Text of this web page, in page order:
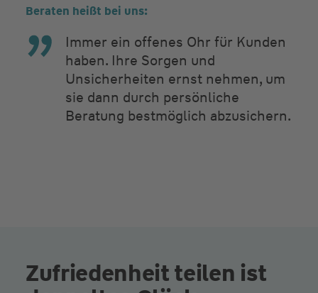
Beraten heißt bei uns:
Immer ein offenes Ohr für Kunden
haben. Ihre Sorgen und
Unsicherheiten ernst nehmen, um
sie dann durch persönliche
Beratung bestmöglich abzusichern.
Zufriedenheit teilen ist